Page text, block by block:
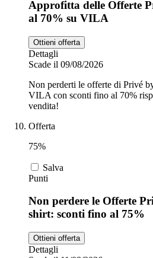
Approfitta delle Offerte
al 70% su VILA
Ottieni offerta
Dettagli
Scade il 09/08/2026
Non perderti le offerte di Privé
VILA con sconti fino al 70%
vendita!
Offerta
75%
Salva
Punti
Non perdere le Offerte
shirt: sconti fino al 75%
Ottieni offerta
Dettagli